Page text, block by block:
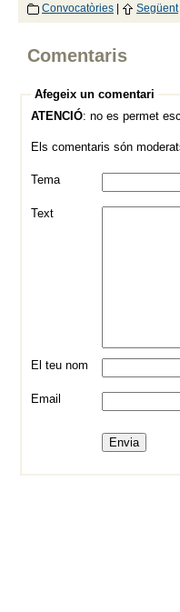
Convocatòries | Següent
Comentaris
Afegeix un comentari
ATENCIÓ: no es permet
Els comentaris són
Tema
Text
El teu nom
Email